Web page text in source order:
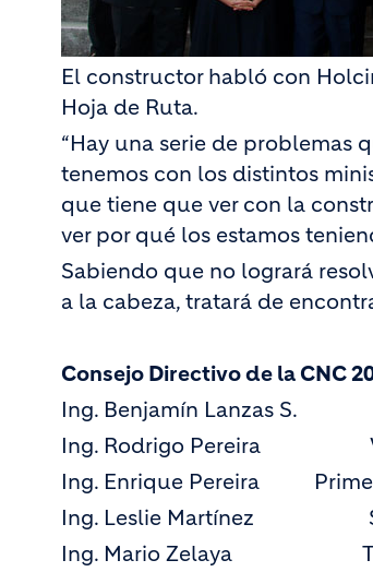
El constructor habló con
Hoja de Ruta.
“Hay una serie de problemas
tenemos con los distintos
que tiene que ver con la
ver por qué los estamos
Sabiendo que no logrará
a la cabeza, tratará de
Consejo Directivo de la CNC
Ing. Benjamín Lanzas S.
Ing. Rodrigo Pereira
Ing. Enrique Pereira Primer
Ing. Leslie Martínez
Ing. Mario Zelaya